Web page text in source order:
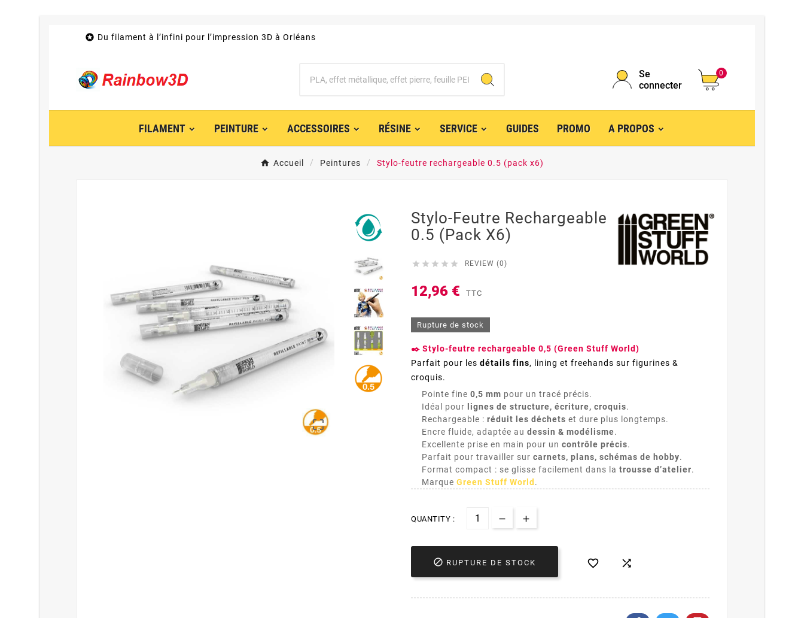
 Du filament à l’infini pour l’impression 3D à Orléans
Se
connecter
0
FILAMENT PEINTURE ACCESSOIRES RÉSINE SERVICE GUIDES PROMO A PROPOS
Accueil Peintures Stylo-feutre rechargeable 0.5 (pack x6)

Stylo-Feutre Rechargeable
0.5 (pack X6)
     REVIEW (0)
12,96 € TTC
Rupture de stock
✒️ Stylo-feutre rechargeable 0,5 (Green Stuff World)
Parfait pour les détails fins, lining et freehands sur figurines &
croquis.
Pointe fine 0,5 mm pour un tracé précis.
Idéal pour
lignes de structure, écriture, croquis.
Rechargeable : réduit les déchets et dure plus longtemps.
Encre fluide, adaptée au dessin & modélisme.
Excellente prise en main pour un contrôle précis.
Parfait pour travailler sur carnets, plans, schémas de hobby.
Format compact : se glisse facilement dans la trousse d’atelier.
Marque Green Stuff World .
QUANTITY :
 RUPTURE DE STOCK  